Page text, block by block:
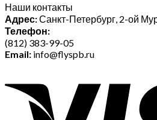
Наши контакты
Адрес:Санкт-Петербург, 2-ой
Телефон:
(812) 383-99-05
Email: info@flyspb.ru